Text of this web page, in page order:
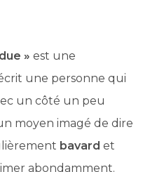
» est une
une personne qui
un côté un peu
moyen imagé de dire
bavard et
abondamment.